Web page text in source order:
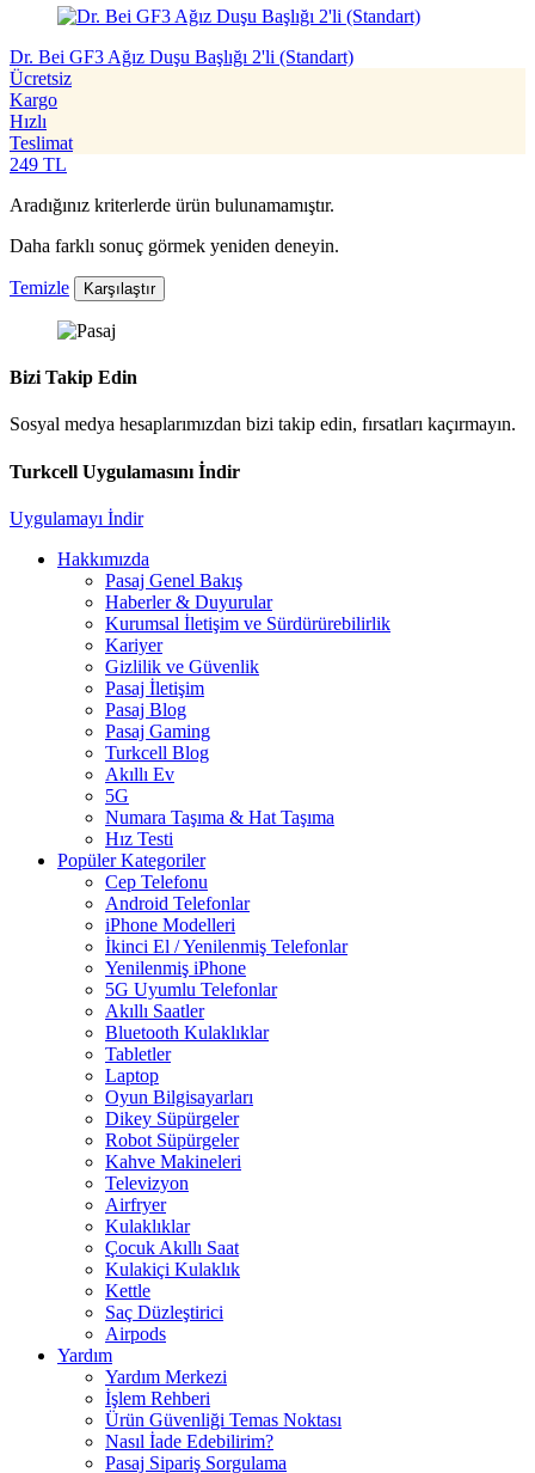
Dr. Bei GF3 Ağız Duşu Başlığı 2'li (Standart)
Ücretsiz
Kargo
Hızlı
Teslimat
249 TL
Aradığınız kriterlerde ürün bulunamamıştır.
Daha farklı sonuç görmek yeniden deneyin.
Temizle Karşılaştır
Bizi Takip Edin
Sosyal medya hesaplarımızdan bizi takip edin, fırsatları kaçırmayın.
Turkcell Uygulamasını İndir
Uygulamayı İndir
Hakkımızda
Pasaj Genel Bakış
Haberler & Duyurular
Kurumsal İletişim ve Sürdürürebilirlik
Kariyer
Gizlilik ve Güvenlik
Pasaj İletişim
Pasaj Blog
Pasaj Gaming
Turkcell Blog
Akıllı Ev
5G
Numara Taşıma & Hat Taşıma
Hız Testi
Popüler Kategoriler
Cep Telefonu
Android Telefonlar
iPhone Modelleri
İkinci El / Yenilenmiş Telefonlar
Yenilenmiş iPhone
5G Uyumlu Telefonlar
Akıllı Saatler
Bluetooth Kulaklıklar
Tabletler
Laptop
Oyun Bilgisayarları
Dikey Süpürgeler
Robot Süpürgeler
Kahve Makineleri
Televizyon
Airfryer
Kulaklıklar
Çocuk Akıllı Saat
Kulakiçi Kulaklık
Kettle
Saç Düzleştirici
Airpods
Yardım
Yardım Merkezi
İşlem Rehberi
Ürün Güvenliği Temas Noktası
Nasıl İade Edebilirim?
Pasaj Sipariş Sorgulama